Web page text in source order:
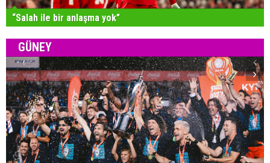
“Salah ile bir anlaşma yok”
GÜNEY